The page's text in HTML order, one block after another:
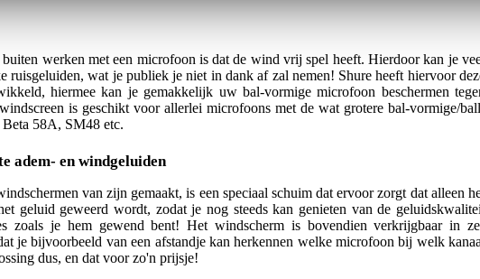
werken met een microfoon is dat de wind vrij spel heeft. Hierdoor kan je
ruisgeluiden, wat je publiek je niet in dank af zal nemen! Shure heeft hiervoor
hiermee kan je gemakkelijk uw bal-vormige microfoon beschermen
is geschikt voor allerlei microfoons met de wat grotere bal-vormige/
58A, SM48 etc.
adem- en windgeluiden
van zijn gemaakt, is een speciaal schuim dat ervoor zorgt dat alleen
geluid geweerd wordt, zodat je nog steeds kan genieten van de
zoals je hem gewend bent! Het windscherm is bovendien verkrijgbaar in
je bijvoorbeeld van een afstandje kan herkennen welke microfoon bij welk
dus, en dat voor zo'n prijsje!